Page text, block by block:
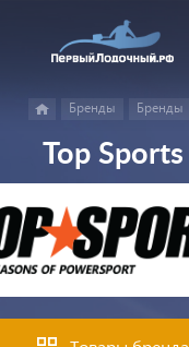
Бренды Бренды
Top Sports